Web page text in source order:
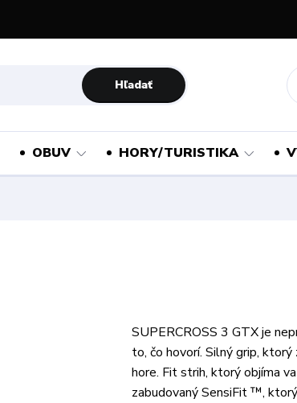
Hľadať
OBUV HORY/TURISTIKA
SUPERCROSS 3 GTX je
to, čo hovorí. Silný grip,
hore. Fit strih, ktorý objíma
zabudovaný SensiFit ™,